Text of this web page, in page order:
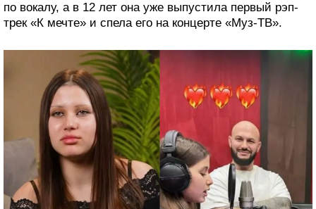
по вокалу, а в 12 лет она уже выпустила первый рэп-
трек «К мечте» и спела его на концерте «Муз-ТВ».